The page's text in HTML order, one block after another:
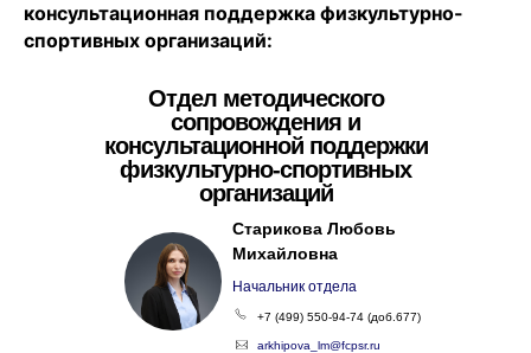
консультационная поддержка физкультурно-
спортивных организаций:
Отдел методического
сопровождения и
консультационной поддержки
физкультурно-спортивных
организаций
Начальник отдела
Старикова Любовь
Михайловна
arkhipova_lm@fcpsr.ru
+7 (499) 550-94-74 (доб.677)